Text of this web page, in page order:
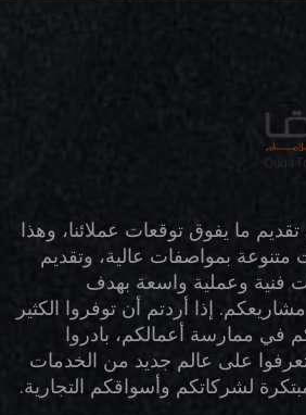
ما يفوق توقعات عملائنا، وهذا
متنوعة بمواصفات عالية، وتقديم
فنية وعملية واسعة بهدف
إذا أردتم أن توفروا الكثير
في ممارسة أعمالكم، بادروا
على عالم جديد من الخدمات
لشركاتكم وأسواقكم التجارية.